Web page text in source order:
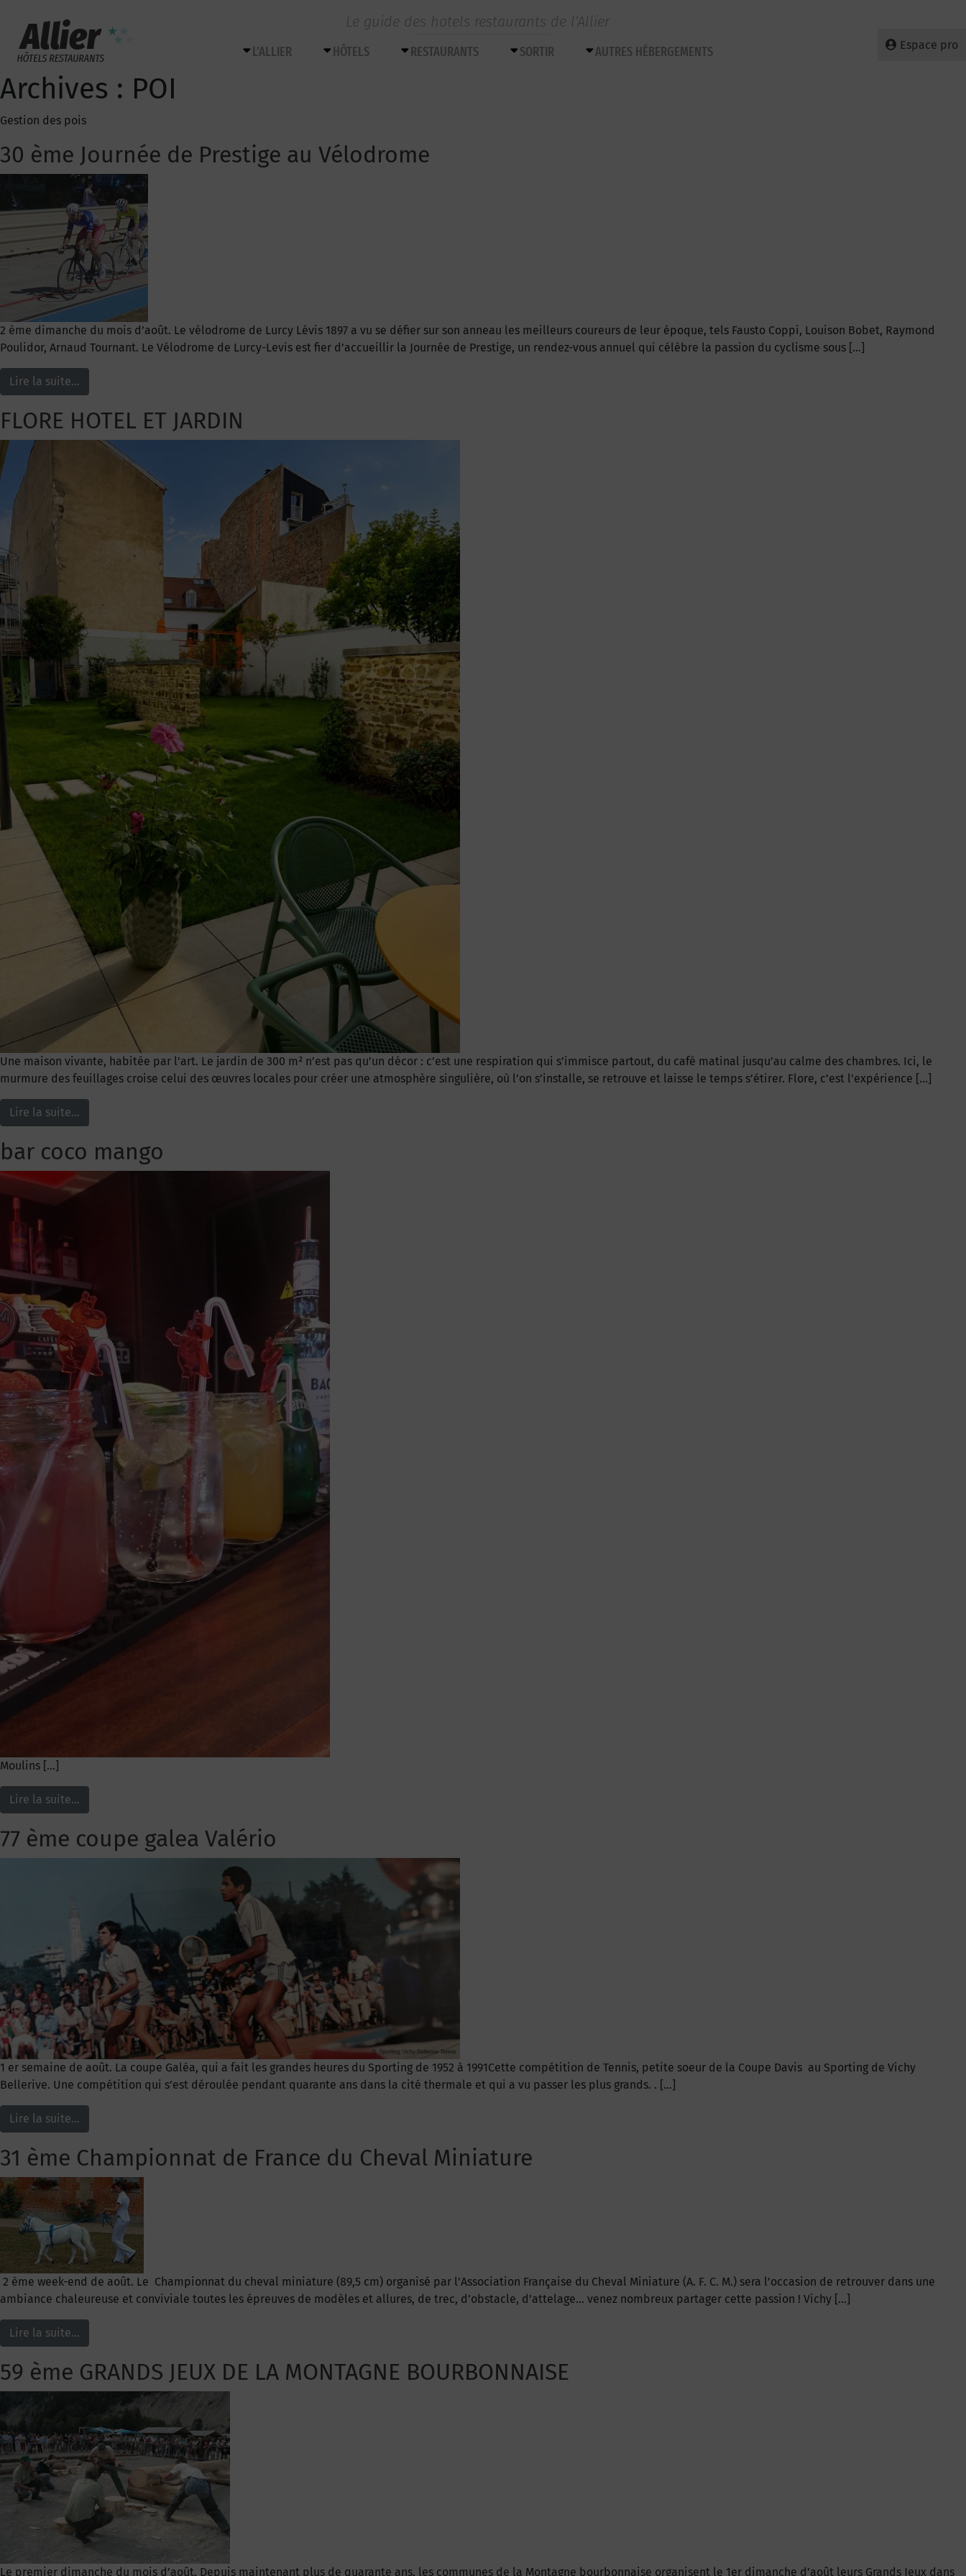
Le guide des hotels restaurants de l’Allier
Espace pro
L’ALLIER HÔTELS RESTAURANTS SORTIR AUTRES HÉBERGEMENTS
Archives : POI
Gestion des pois
30 ème Journée de Prestige au Vélodrome
2 ème dimanche du mois d’août. Le vélodrome de Lurcy Lévis 1897 a vu se défier sur son anneau les meilleurs coureurs de leur époque, tels Fausto Coppi, Louison Bobet, Raymond
Poulidor, Arnaud Tournant. Le Vélodrome de Lurcy-Levis est fier d’accueillir la Journée de Prestige, un rendez-vous annuel qui célèbre la passion du cyclisme sous […]
Lire la suite…
FLORE HOTEL ET JARDIN
Une maison vivante, habitée par l’art. Le jardin de 300 m² n’est pas qu’un décor : c’est une respiration qui s’immisce partout, du café matinal jusqu’au calme des chambres. Ici, le
murmure des feuillages croise celui des œuvres locales pour créer une atmosphère singulière, où l’on s’installe, se retrouve et laisse le temps s’étirer. Flore, c’est l’expérience […]
Lire la suite…
bar coco mango
Moulins […]
Lire la suite…
77 ème coupe galea Valério
1 er semaine de août. La coupe Galéa, qui a fait les grandes heures du Sporting de 1952 à 1991Cette compétition de Tennis, petite soeur de la Coupe Davis au Sporting de Vichy
Bellerive. Une compétition qui s’est déroulée pendant quarante ans dans la cité thermale et qui a vu passer les plus grands. . […]
Lire la suite…
31 ème Championnat de France du Cheval Miniature
2 ème week-end de août. Le Championnat du cheval miniature (89,5 cm) organisé par l’Association Française du Cheval Miniature (A. F. C. M.) sera l’occasion de retrouver dans une
ambiance chaleureuse et conviviale toutes les épreuves de modèles et allures, de trec, d’obstacle, d’attelage… venez nombreux partager cette passion ! Vichy […]
Lire la suite…
59 ème GRANDS JEUX DE LA MONTAGNE BOURBONNAISE
Le premier dimanche du mois d’août. Depuis maintenant plus de quarante ans, les communes de la Montagne bourbonnaise organisent le 1er dimanche d’août leurs Grands Jeux dans